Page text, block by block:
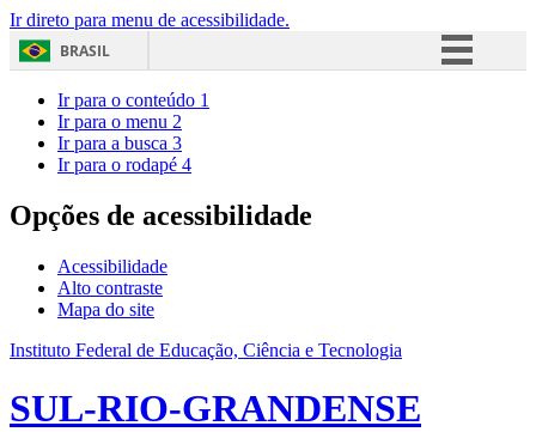
Ir direto para menu de acessibilidade.
BRASIL
Acesso à informação
Ir para o conteúdo 1
Ir para o menu 2
Ir para a busca 3
Ir para o rodapé 4
Opções de acessibilidade
Acessibilidade
Alto contraste
Mapa do site
Instituto Federal de Educação, Ciência e Tecnologia
SUL-RIO-GRANDENSE